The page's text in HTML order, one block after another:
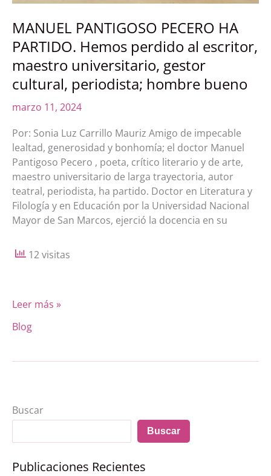
MANUEL PANTIGOSO PECERO HA
PARTIDO. Hemos perdido al escritor,
maestro universitario, gestor
cultural, periodista; hombre bueno
marzo 11, 2024
Por: Sonia Luz Carrillo Mauriz Amigo de impecable
lealtad, generosidad y bonhomía; el doctor Manuel
Pantigoso Pecero , poeta, crítico literario y de arte,
maestro universitario de larga trayectoria, autor
teatral, periodista, ha partido. Doctor en Literatura y
Filología y en Educación por la Universidad Nacional
Mayor de San Marcos, ejerció la docencia en su
12 visitas
Leer más »
Blog
Buscar
Buscar
Publicaciones Recientes